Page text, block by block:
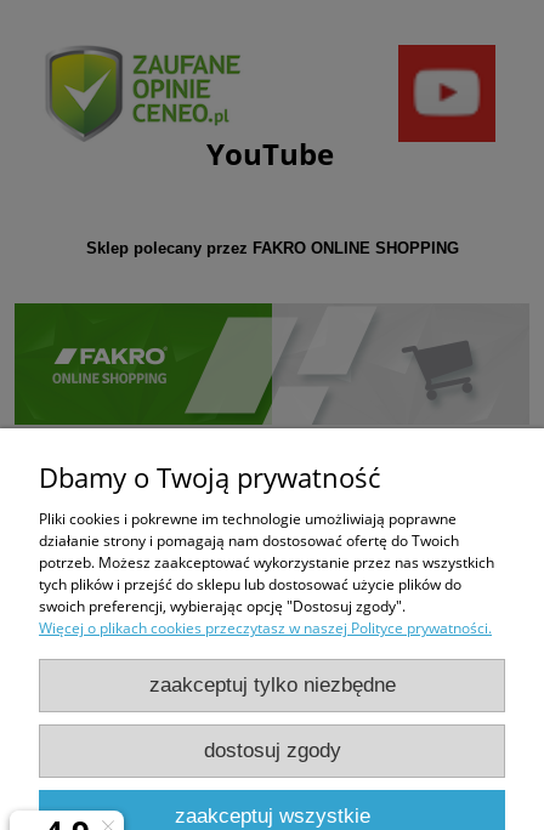
YouTube
Sklep polecany przez FAKRO ONLINE SHOPPING
PHUP FUGAZI
Bratków 6
43-100 Tychy
Dbamy o Twoją prywatność
Pliki cookies i pokrewne im technologie umożliwiają poprawne
działanie strony i pomagają nam dostosować ofertę do Twoich
potrzeb. Możesz zaakceptować wykorzystanie przez nas wszystkich
tych plików i przejść do sklepu lub dostosować użycie plików do
swoich preferencji, wybierając opcję "Dostosuj zgody".
Więcej o plikach cookies przeczytasz w naszej Polityce prywatności.
zaakceptuj tylko niezbędne
dostosuj zgody
zaakceptuj wszystkie